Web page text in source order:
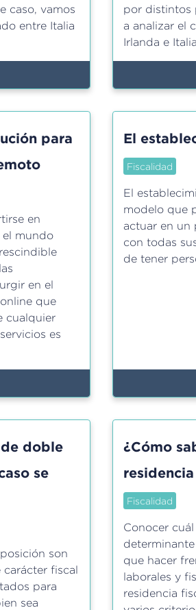
caso, vamos
entre Italia
por distintos
a analizar el
Irlanda e
para
en
el mundo
en el
que
cualquier
es
as
El
Fiscalidad
El
modelo que
actuar en un
con todas
de tener
de doble
se
son
fiscal
para
sea
¿Cómo
Fiscalidad
Conocer
que hacer
laborales y
residencia